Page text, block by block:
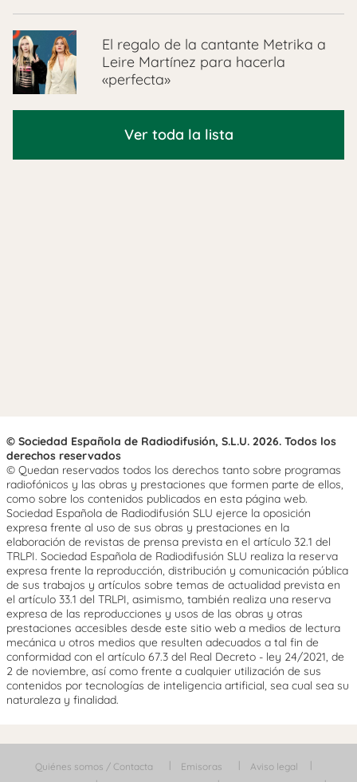
El regalo de la cantante Metrika a
Leire Martínez para hacerla
«perfecta»
Ver toda la lista
© Sociedad Española de Radiodifusión, S.L.U. 2026. Todos los
derechos reservados
© Quedan reservados todos los derechos tanto sobre programas
radiofónicos y las obras y prestaciones que formen parte de ellos,
como sobre los contenidos publicados en esta página web.
Sociedad Española de Radiodifusión SLU ejerce la oposición
expresa frente al uso de sus obras y prestaciones en la
elaboración de revistas de prensa prevista en el artículo 32.1 del
TRLPI. Sociedad Española de Radiodifusión SLU realiza la reserva
expresa frente la reproducción, distribución y comunicación pública
de sus trabajos y artículos sobre temas de actualidad prevista en
el artículo 33.1 del TRLPI, asimismo, también realiza una reserva
expresa de las reproducciones y usos de las obras y otras
prestaciones accesibles desde este sitio web a medios de lectura
mecánica u otros medios que resulten adecuados a tal fin de
conformidad con el artículo 67.3 del Real Decreto - ley 24/2021, de
2 de noviembre, así como frente a cualquier utilización de sus
contenidos por tecnologías de inteligencia artificial, sea cual sea su
naturaleza y finalidad.
Quiénes somos / Contacta Emisoras
Aviso legal